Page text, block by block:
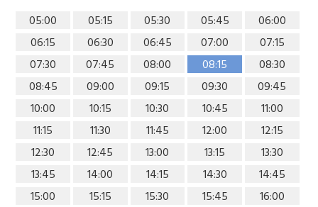
05:00 05:15 05:30 05:45
06:00
06:15
06:30 06:45 07:00
07:15
07:30
07:45 08:00 08:15
08:30
08:45
09:00 09:15 09:30
09:45
10:00
10:15 10:30 10:45
11:00
11:15
11:30 11:45 12:00
12:15
12:30
12:45 13:00 13:15
13:30
13:45
14:00 14:15 14:30
14:45
15:00
15:15 15:30 15:45
16:00